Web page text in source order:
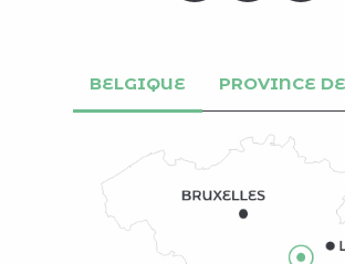
BELGIQUE PROVINCE